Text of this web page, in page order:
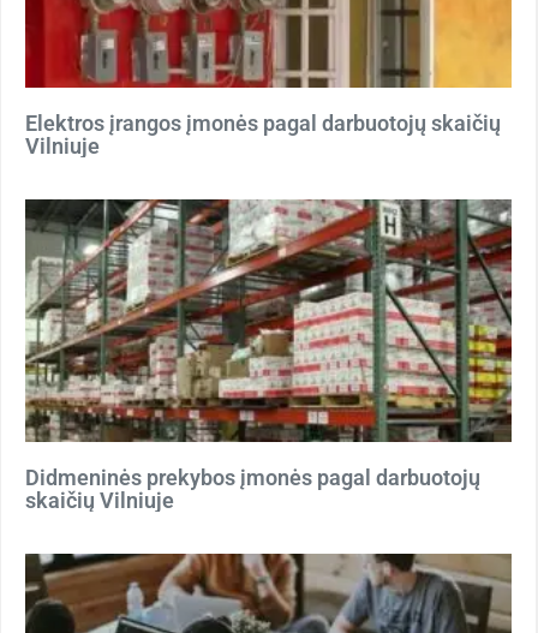
Elektros įrangos įmonės pagal darbuotojų skaičių
Vilniuje
Didmeninės prekybos įmonės pagal darbuotojų
skaičių Vilniuje